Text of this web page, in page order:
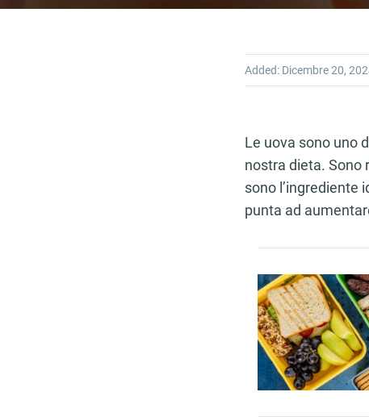
Added: Dicembre 20,
Le uova sono uno
nostra dieta. Sono
sono l’ingrediente
punta ad
Articolo